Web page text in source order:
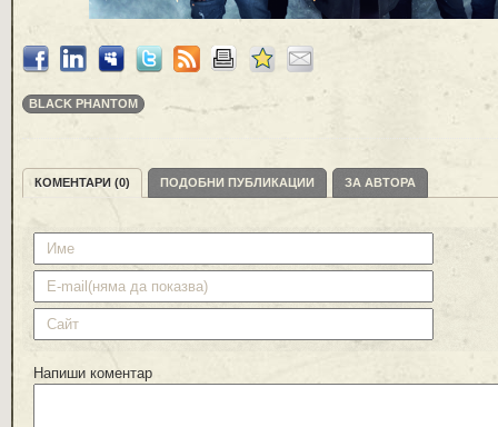
BLACK PHANTOM
КОМЕНТАРИ (0) ПОДОБНИ ПУБЛИКАЦИИ ЗА АВТОРА
Напиши коментар